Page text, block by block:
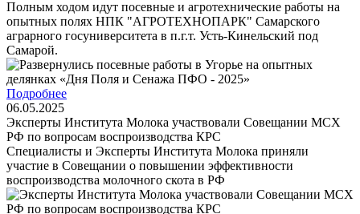
Полным ходом идут посевные и агротехнические работы на
опытных полях НПК "АГРОТЕХНОПАРК" Самарского
аграрного госуниверситета в п.г.т. Усть-Кинельский под
Самарой.
Подробнее
06.05.2025
Эксперты Института Молока участвовали Совещании МСХ
РФ по вопросам воспроизводства КРС
Специалисты и Эксперты Института Молока приняли
участие в Совещании о повышении эффективности
воспроизводства молочного скота в РФ